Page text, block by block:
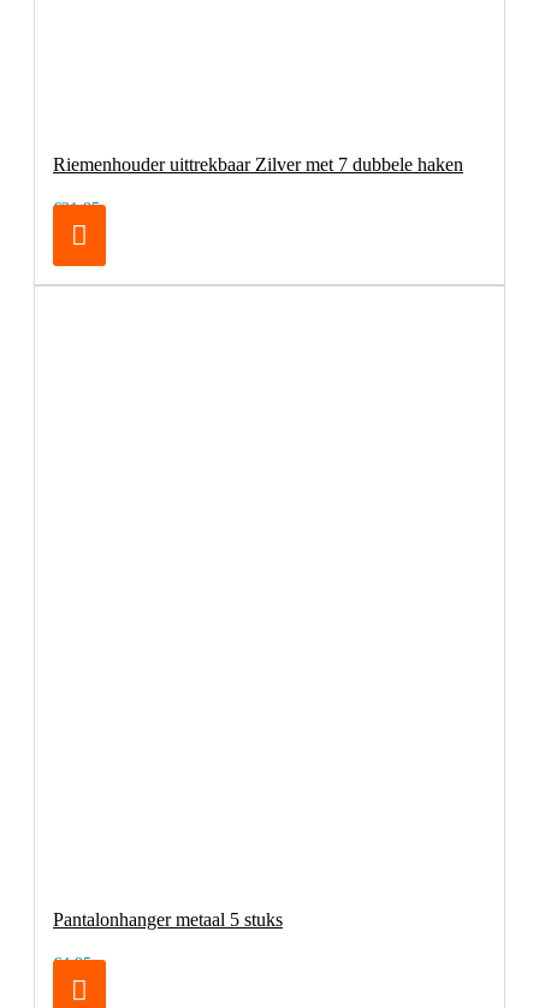
Riemenhouder uittrekbaar Zilver met 7 dubbele haken
€21,95
Pantalonhanger metaal 5 stuks
€4,95